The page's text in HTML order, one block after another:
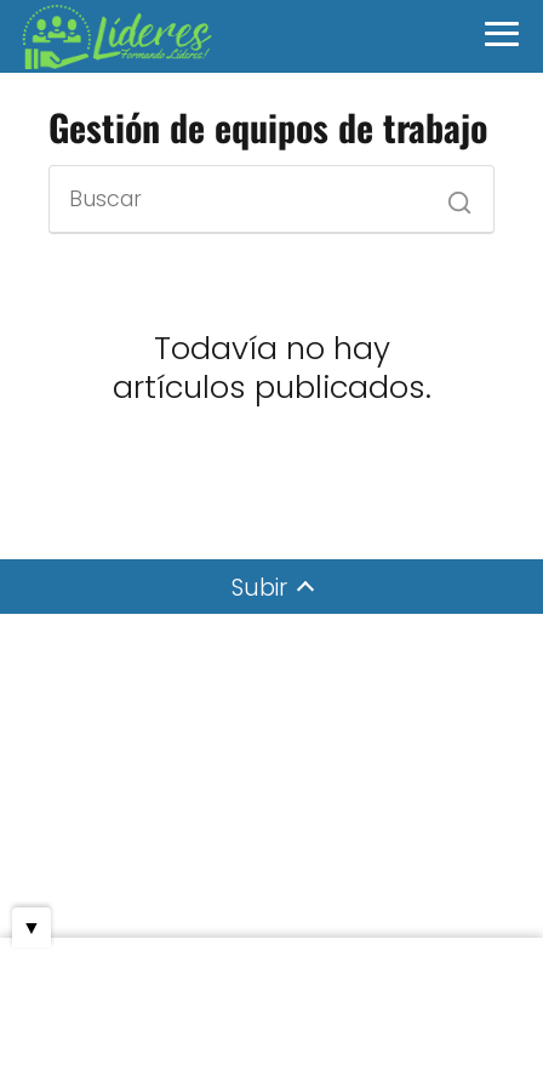
Gestión de equipos de trabajo
Todavía no hay
artículos publicados.
Subir
▼